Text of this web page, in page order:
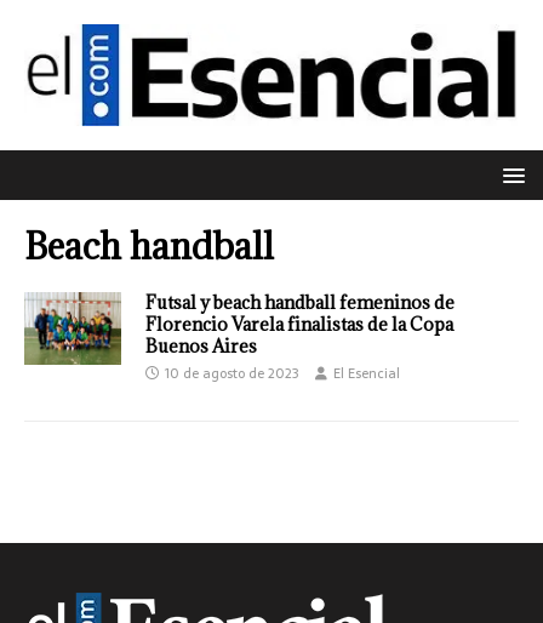
Beach handball
Futsal y beach handball femeninos de
Florencio Varela finalistas de la Copa
Buenos Aires
10 de agosto de 2023 El Esencial